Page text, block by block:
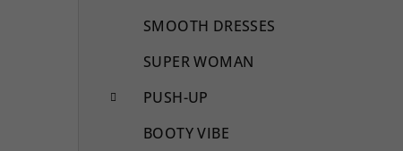
SMOOTH DRESSES
SUPER WOMAN
PUSH-UP
BOOTY VIBE